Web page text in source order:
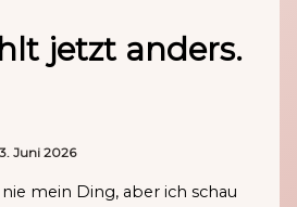
jetzt anders.
Juni 2026
mein Ding, aber ich schau